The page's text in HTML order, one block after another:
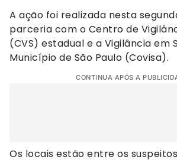
A ação foi realizada nesta
parceria com o Centro de
(CVS) estadual e a Vigilância em
Município de São Paulo (Covisa).
CONTINUA APÓS A
Os locais estão entre os